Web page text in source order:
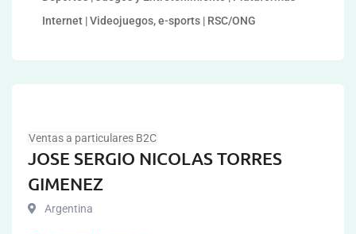
Internet | Videojuegos, e-sports | RSC/ONG
Ventas a particulares B2C
JOSE SERGIO NICOLAS TORRES
GIMENEZ
Argentina